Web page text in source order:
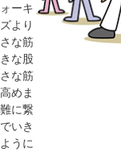
ーキ
より
な筋
な股
な筋
めま
に繋
いき
うに